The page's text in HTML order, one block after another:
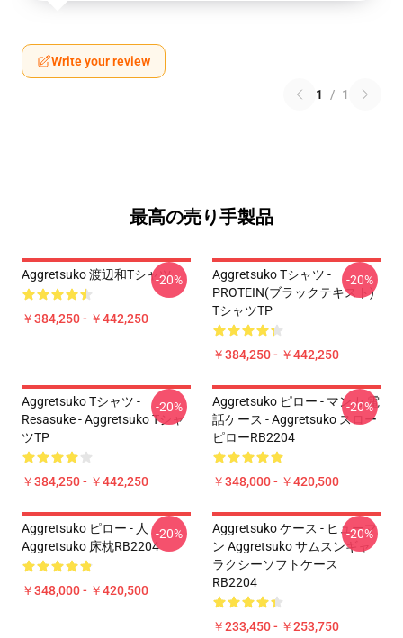
Write your review
1 / 1
最高の売り手製品
Aggretsuko 渡辺和Tシャツ
￥384,250 - ￥442,250
-20%
Aggretsuko Tシャツ -
PROTEIN(ブラックテキスト)
TシャツTP
￥384,250 - ￥442,250
-20%
Aggretsuko Tシャツ -
Resasuke - Aggretsuko Tシャ
ツTP
￥384,250 - ￥442,250
-20%
Aggretsuko ピロー - マンカ 電
話ケース - Aggretsuko スロー
ピローRB2204
￥348,000 - ￥420,500
-20%
Aggretsuko ピロー - 人
Aggretsuko 床枕RB2204
￥348,000 - ￥420,500
-20%
Aggretsuko ケース - ヒューマ
ン Aggretsuko サムスンギャ
ラクシーソフトケース
RB2204
￥233,450 - ￥253,750
-20%